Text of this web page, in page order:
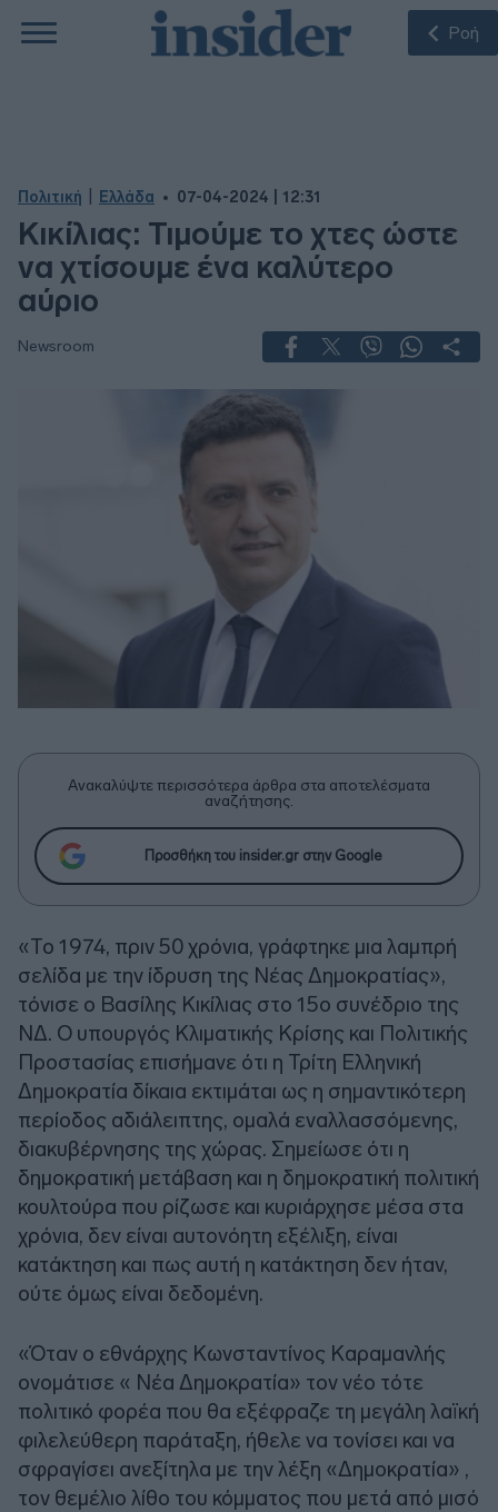
Ροή
Πολιτική Ελλάδα 07-04-2024 | 12:31
Κικίλιας: Τιμούμε το χτες ώστε
να χτίσουμε ένα καλύτερο
αύριο
Newsroom
Ανακαλύψτε περισσότερα άρθρα στα αποτελέσματα
αναζήτησης.
Προσθήκη του insider.gr στην Google
«Το 1974, πριν 50 χρόνια, γράφτηκε μια λαμπρή
σελίδα με την ίδρυση της Νέας Δημοκρατίας»,
τόνισε ο Βασίλης Κικίλιας στο 15ο συνέδριο της
ΝΔ. Ο υπουργός Κλιματικής Κρίσης και Πολιτικής
Προστασίας επισήμανε ότι η Τρίτη Ελληνική
Δημοκρατία δίκαια εκτιμάται ως η σημαντικότερη
περίοδος αδιάλειπτης, ομαλά εναλλασσόμενης,
διακυβέρνησης της χώρας. Σημείωσε ότι η
δημοκρατική μετάβαση και η δημοκρατική πολιτική
κουλτούρα που ρίζωσε και κυριάρχησε μέσα στα
χρόνια, δεν είναι αυτονόητη εξέλιξη, είναι
κατάκτηση και πως αυτή η κατάκτηση δεν ήταν,
ούτε όμως είναι δεδομένη.
«Όταν ο εθνάρχης Κωνσταντίνος Καραμανλής
ονομάτισε « Νέα Δημοκρατία» τον νέο τότε
πολιτικό φορέα που θα εξέφραζε τη μεγάλη λαϊκή
φιλελεύθερη παράταξη, ήθελε να τονίσει και να
σφραγίσει ανεξίτηλα με την λέξη «Δημοκρατία» ,
τον θεμέλιο λίθο του κόμματος που μετά από μισό